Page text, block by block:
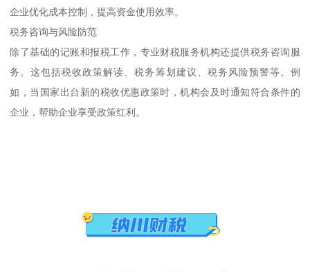
企业优化成本控制，提高资金使用效率。
税务咨询与风险防范
除了基础的记账和报税工作，专业财税服务机构还提供税务咨询服
务。这包括税收政策解读、税务筹划建议、税务风险预警等。例
如，当国家出台新的税收优惠政策时，机构会及时通知符合条件的
企业，帮助企业享受政策红利。